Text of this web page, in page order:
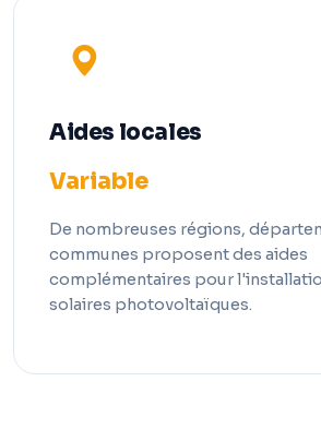
Aides locales
Variable
De nombreuses régions,
communes proposent des aides
complémentaires pour
solaires photovoltaïques.